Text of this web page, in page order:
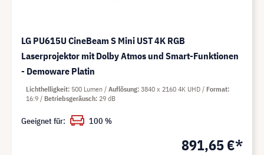
LG PU615U CineBeam S Mini UST 4K RGB
Laserprojektor mit Dolby Atmos und Smart-Funktionen
- Demoware Platin
891,65 €*
Lichthelligkeit 500 Lumen Auflösung 3840 x 2160 4K UHD
Format
16:9
Betriebsgeräusch 29 dB
Geeignet für: 100 %